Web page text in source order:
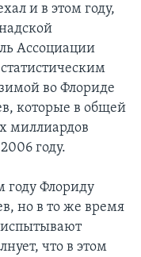
и в этом году,
Ассоциации
во Флориде
которые в общей
миллиардов
году.
году Флориду
но в то же время
испытывают
что в этом